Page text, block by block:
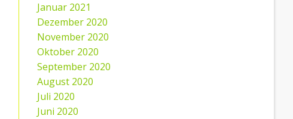
Januar 2021
Dezember 2020
November 2020
Oktober 2020
September 2020
August 2020
Juli 2020
Juni 2020